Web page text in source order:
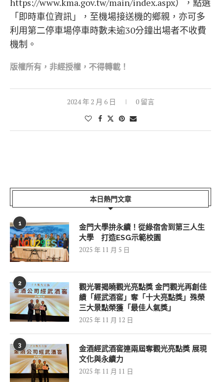
https://www.kma.gov.tw/main/index.aspx），點選
「即時車位資訊」，至機場接送機的鄉親，亦可多
利用第二停車場停車時數未逾30分鐘出場者不收費
機制。
版權所有，非經授權，不得轉載！
2024 年 2 月 6 日 0 留言
本日熱門文章
1
金門大學拚永續！從綠宿舍到第三人生
大學 打造ESG示範校園
2025 年 11 月 5 日
2
觀光署揭曉觀光亮點獎 金門觀光再創佳
績「經武酒窖」奪「十大亮點獎」殊榮
三大景點榮獲「最佳人氣獎」
2025 年 11 月 12 日
3
金酒經武酒窖連兩屆奪觀光亮點獎 展現
文化與永續力
2025 年 11 月 11 日